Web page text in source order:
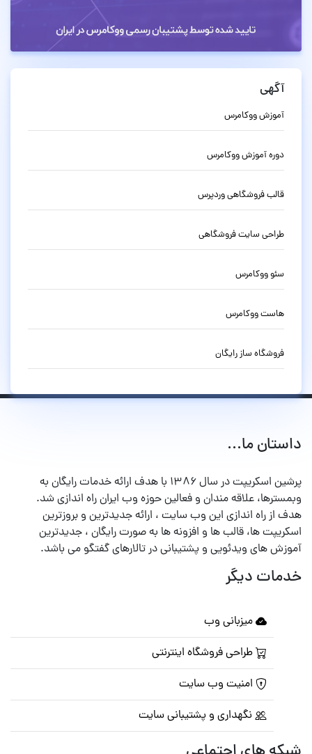
آگهی
آموزش ووکامرس
دوره آموزش ووکامرس
قالب فروشگاهی وردپرس
طراحی سایت فروشگاهی
سئو ووکامرس
هاست ووکامرس
فروشگاه ساز رایگان
داستان ما...
پرشین اسکریپت در سال ۱۳۸۶ با هدف ارائه خدمات رایگان به
وبمسترها، علاقه مندان و فعالین حوزه وب ایران راه اندازی شد.
هدف از راه اندازی این وب سایت ، ارائه جدیدترین و بروزترین
اسکریپت ها، قالب ها و افزونه ها به صورت رایگان ، جدیدترین
آموزش های ویدئویی و پشتیبانی در تالارهای گفتگو می باشد.
خدمات دیگر
میزبانی وب
طراحی فروشگاه اینترنتی
امنیت وب سایت
نگهداری و پشتیبانی سایت